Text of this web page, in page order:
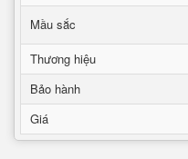
Mầu sắc
Thương hiệu
Bảo hành
Giá